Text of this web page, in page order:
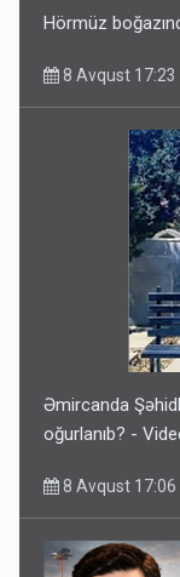
Hörmüz
8 Avqust 17:23
Əmircanda
oğurlanıb? -
8 Avqust 17:06